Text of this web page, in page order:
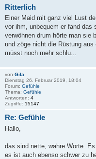
Ritterlich
Einer Maid mit ganz viel Lust
vor ihm, unbequem er fand das
verwöhnen drum hörte man sie
und zöge nicht die Rüstung
müsst noch mehr schlu...
von Gila
Dienstag 26. Februar 2019, 18:04
Forum: Gefühle
Thema: Gefühle
Antworten: 4
Zugriffe: 15147
Re: Gefühle
Hallo,
das sind nette, wahre Worte.
es ist auch ebenso schwer zu